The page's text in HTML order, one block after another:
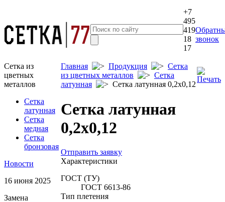
+7
495
419
18
17
звонок
Сетка из
цветных
металлов
Сетка
латунная
Сетка
медная
Сетка
бронзовая
Новости
16 июня 2025
Замена
Главная Продукция
Сетка
из цветных металлов
Сетка
латунная
Сетка латунная 0,2x0,12
Сетка латунная
0,2x0,12
Отправить заявку
Характеристики
ГОСТ (ТУ)
ГОСТ 6613-86
Тип плетения